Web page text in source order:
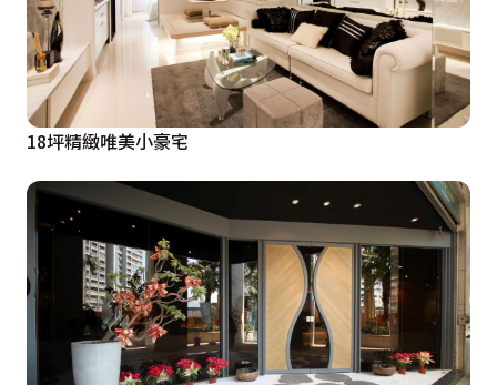
18坪精緻唯美小豪宅